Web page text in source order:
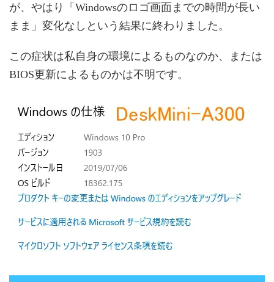
が、やはり「Windowsのロゴ画面までの時間が長い
まま」変化なしという結果に終わりました。
この症状は私自身の環境によるものなのか、または
BIOS更新によるものかは不明です。